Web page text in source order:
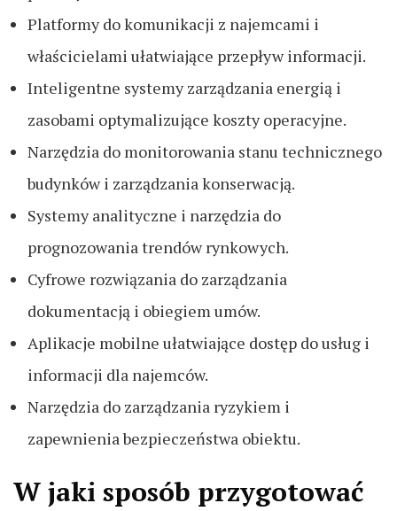
Platformy do komunikacji z najemcami i
właścicielami ułatwiające przepływ informacji.
Inteligentne systemy zarządzania energią i
zasobami optymalizujące koszty operacyjne.
Narzędzia do monitorowania stanu technicznego
budynków i zarządzania konserwacją.
Systemy analityczne i narzędzia do
prognozowania trendów rynkowych.
Cyfrowe rozwiązania do zarządzania
dokumentacją i obiegiem umów.
Aplikacje mobilne ułatwiające dostęp do usług i
informacji dla najemców.
Narzędzia do zarządzania ryzykiem i
zapewnienia bezpieczeństwa obiektu.
W jaki sposób przygotować